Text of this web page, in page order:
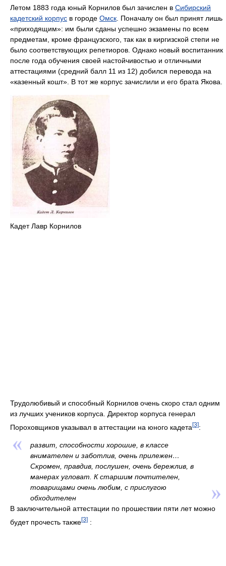
Летом 1883 года юный Корнилов был зачислен в Сибирский
кадетский корпус в городе Омск. Поначалу он был принят лишь
«приходящим»: им были сданы успешно экзамены по всем
предметам, кроме французского, так как в киргизской степи не
было соответствующих репетиоров. Однако новый воспитанник
после года обучения своей настойчивостью и отличными
аттестациями (средний балл 11 из 12) добился перевода на
«казенный кошт». В тот же корпус зачислили и его брата Якова.
Кадет Лавр Корнилов
Трудолюбивый и способный Корнилов очень скоро стал одним
из лучших учеников корпуса. Директор корпуса генерал
Пороховщиков указывал в аттестации на юного кадета[3]:
развит, способности хорошие, в классе
внимателен и заботлив, очень прилежен…
Скромен, правдив, послушен, очень бережлив, в
манерах угловат. К старшим почтителен,
товарищами очень любим, с прислугою
обходителен
В заключительной аттестации по прошествии пяти лет можно
будет прочесть также[3] :